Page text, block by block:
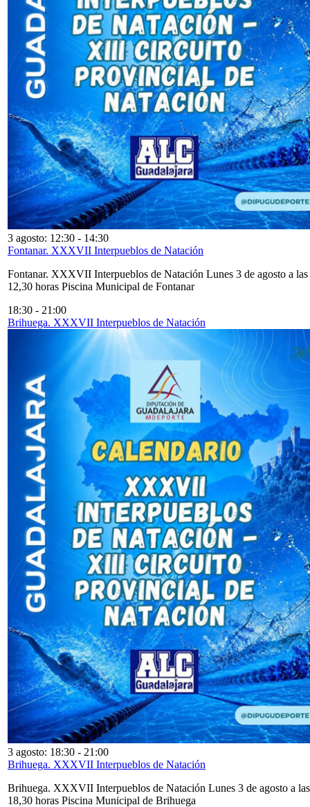
3 agosto: 12:30 - 14:30
Fontanar. XXXVII Interpueblos de Natación
Fontanar. XXXVII Interpueblos de Natación Lunes 3 de agosto a las
12,30 horas Piscina Municipal de Fontanar
18:30 - 21:00
Brihuega. XXXVII Interpueblos de Natación
3 agosto: 18:30 - 21:00
Brihuega. XXXVII Interpueblos de Natación
Brihuega. XXXVII Interpueblos de Natación Lunes 3 de agosto a las
18,30 horas Piscina Municipal de Brihuega